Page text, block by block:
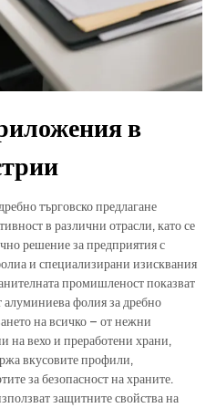
в
търговско предлагане
в различни отрасли, като се
решение за предприятия с
и специализирани изисквания
промишленост показват
алуминиева фолия за дребно
на всичко – от нежни
на вехо и преработени храни,
вкусовите профили,
за безопасност на храните.
защитните свойства на